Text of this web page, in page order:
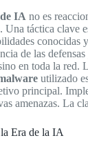
IA no es
Una táctica clave
de las
en toda la red.
utilizado
principal.
amenazas. La
Era de la IA